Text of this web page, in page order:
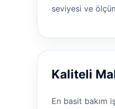
seviyesi ve
Kaliteli
En basit bakım